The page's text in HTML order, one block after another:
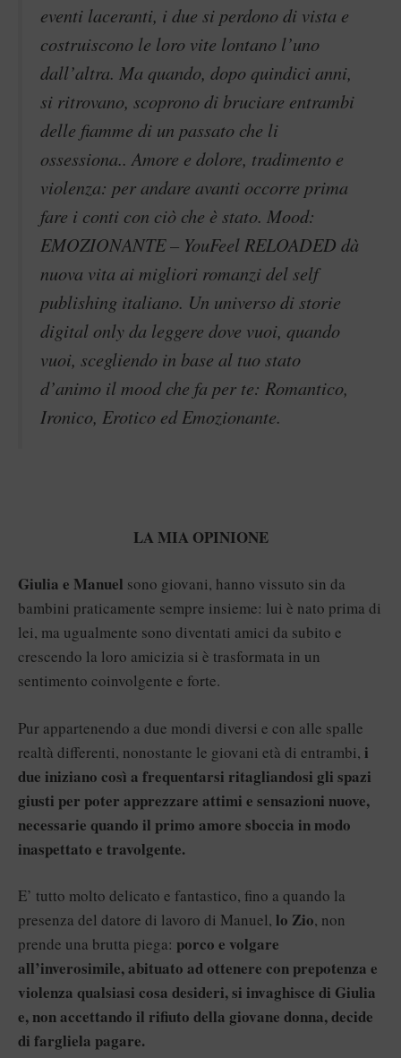
eventi laceranti, i due si perdono di vista e
costruiscono le loro vite lontano l’uno
dall’altra. Ma quando, dopo quindici anni,
si ritrovano, scoprono di bruciare entrambi
delle fiamme di un passato che li
ossessiona.. Amore e dolore, tradimento e
violenza: per andare avanti occorre prima
fare i conti con ciò che è stato. Mood:
EMOZIONANTE – YouFeel RELOADED dà
nuova vita ai migliori romanzi del self
publishing italiano. Un universo di storie
digital only da leggere dove vuoi, quando
vuoi, scegliendo in base al tuo stato
d’animo il mood che fa per te: Romantico,
Ironico, Erotico ed Emozionante.
LA MIA OPINIONE
Giulia e Manuel sono giovani, hanno vissuto sin da
bambini praticamente sempre insieme: lui è nato prima di
lei, ma ugualmente sono diventati amici da subito e
crescendo la loro amicizia si è trasformata in un
sentimento coinvolgente e forte.
Pur appartenendo a due mondi diversi e con alle spalle
realtà differenti, nonostante le giovani età di entrambi, i
due iniziano così a frequentarsi ritagliandosi gli spazi
giusti per poter apprezzare attimi e sensazioni nuove,
necessarie quando il primo amore sboccia in modo
inaspettato e travolgente.
E’ tutto molto delicato e fantastico, fino a quando la
presenza del datore di lavoro di Manuel, lo Zio, non
prende una brutta piega: porco e volgare
all’inverosimile, abituato ad ottenere con prepotenza e
violenza qualsiasi cosa desideri, si invaghisce di Giulia
e, non accettando il rifiuto della giovane donna, decide
di fargliela pagare.